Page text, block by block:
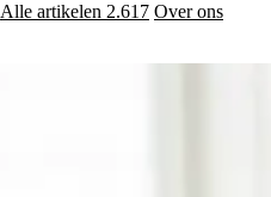
Alle artikelen 2.617 Over ons